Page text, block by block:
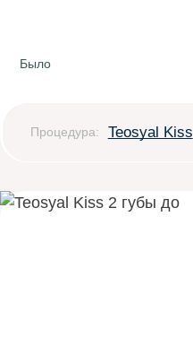
Было
Процедура: Teosyal Kiss